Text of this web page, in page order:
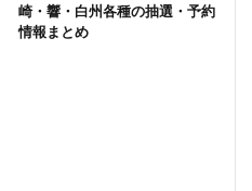
崎・響・白州各種の抽選・予約
情報まとめ